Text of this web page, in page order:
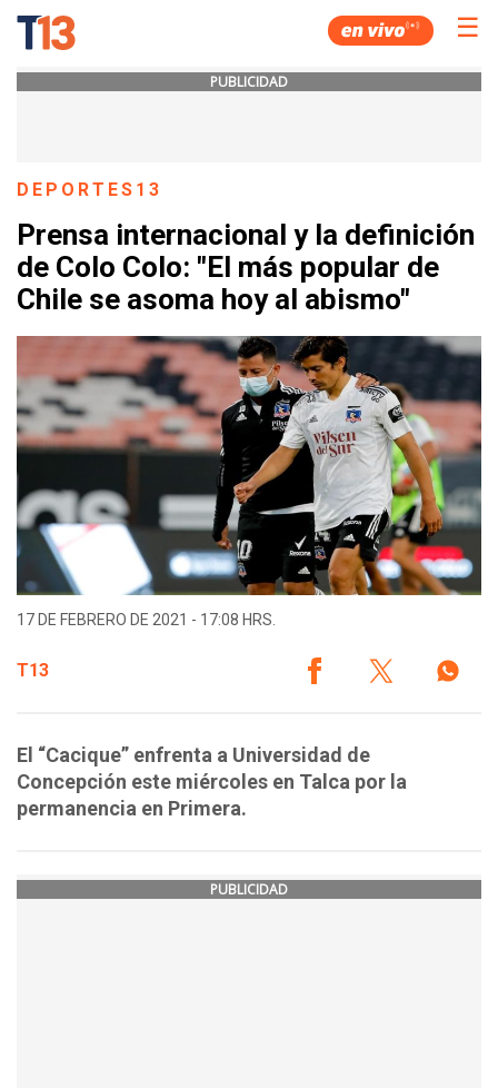
☰
PUBLICIDAD
DEPORTES13
Prensa internacional y la definición
de Colo Colo: "El más popular de
Chile se asoma hoy al abismo"
17 DE FEBRERO DE 2021 - 17:08 HRS.
T13
El “Cacique” enfrenta a Universidad de
Concepción este miércoles en Talca por la
permanencia en Primera.
PUBLICIDAD